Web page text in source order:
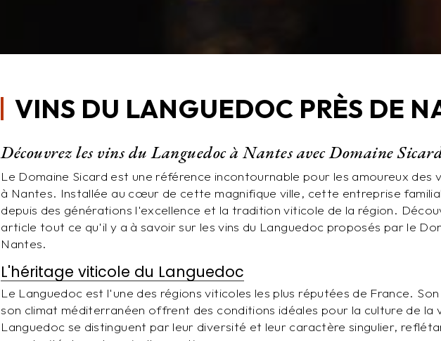
VINS DU LANGUEDOC PRÈS DE
Découvrez les vins du Languedoc à Nantes avec Domaine
Le Domaine Sicard est une référence incontournable pour les amoureux des
à Nantes. Installée au cœur de cette magnifique ville, cette entreprise
depuis des générations l'excellence et la tradition viticole de la région.
article tout ce qu'il y a à savoir sur les vins du Languedoc proposés par le
Nantes.
L'héritage viticole du Languedoc
Le Languedoc est l'une des régions viticoles les plus réputées de France.
son climat méditerranéen offrent des conditions idéales pour la culture de la
Languedoc se distinguent par leur diversité et leur caractère singulier,